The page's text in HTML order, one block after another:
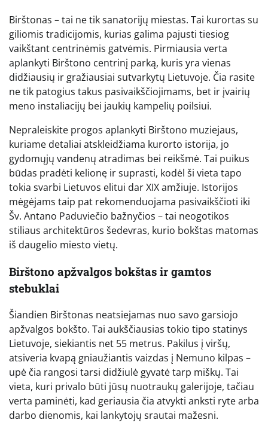
Birštonas – tai ne tik sanatorijų miestas. Tai kurortas su
giliomis tradicijomis, kurias galima pajusti tiesiog
vaikštant centrinėmis gatvėmis. Pirmiausia verta
aplankyti Birštono centrinį parką, kuris yra vienas
didžiausių ir gražiausiai sutvarkytų Lietuvoje. Čia rasite
ne tik patogius takus pasivaikščiojimams, bet ir įvairių
meno instaliacijų bei jaukių kampelių poilsiui.
Nepraleiskite progos aplankyti Birštono muziejaus,
kuriame detaliai atskleidžiama kurorto istorija, jo
gydomųjų vandenų atradimas bei reikšmė. Tai puikus
būdas pradėti kelionę ir suprasti, kodėl ši vieta tapo
tokia svarbi Lietuvos elitui dar XIX amžiuje. Istorijos
mėgėjams taip pat rekomenduojama pasivaikščioti iki
Šv. Antano Paduviečio bažnyčios – tai neogotikos
stiliaus architektūros šedevras, kurio bokštas matomas
iš daugelio miesto vietų.
Birštono apžvalgos bokštas ir gamtos
stebuklai
Šiandien Birštonas neatsiejamas nuo savo garsiojo
apžvalgos bokšto. Tai aukščiausias tokio tipo statinys
Lietuvoje, siekiantis net 55 metrus. Pakilus į viršų,
atsiveria kvapą gniaužiantis vaizdas į Nemuno kilpas –
upė čia rangosi tarsi didžiulė gyvatė tarp miškų. Tai
vieta, kuri privalo būti jūsų nuotraukų galerijoje, tačiau
verta paminėti, kad geriausia čia atvykti anksti ryte arba
darbo dienomis, kai lankytojų srautai mažesni.